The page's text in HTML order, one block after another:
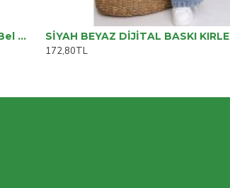
Yırtık S.o.l.m.a.z Mavi Kar Yıkama Süper Yüksek Bel Salaş Jean Pantolon. (süper Yüksek) Wide Leg
SİYAH BEYAZ DİJİTAL BASKI
172,80TL